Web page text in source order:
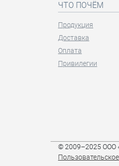
ЧТО ПОЧЁМ
Продукция
Доставка
Оплата
Привилегии
© 2009–2025 ООО